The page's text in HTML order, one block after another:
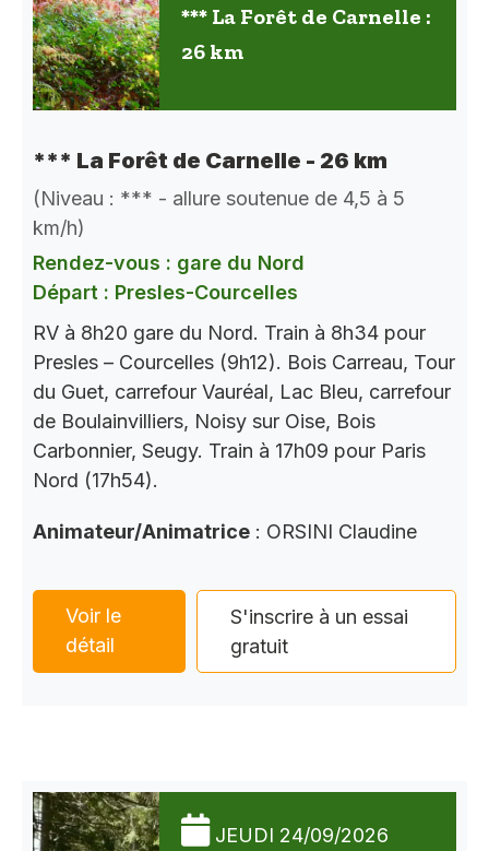
*** La Forêt de Carnelle :
26 km
*** La Forêt de Carnelle - 26 km
(Niveau : *** - allure soutenue de 4,5 à 5
km/h)
Rendez-vous : gare du Nord
Départ : Presles-Courcelles
RV à 8h20 gare du Nord. Train à 8h34 pour
Presles – Courcelles (9h12). Bois Carreau, Tour
du Guet, carrefour Vauréal, Lac Bleu, carrefour
de Boulainvilliers, Noisy sur Oise, Bois
Carbonnier, Seugy. Train à 17h09 pour Paris
Nord (17h54).
Animateur/Animatrice : ORSINI Claudine
Voir le
détail
S'inscrire à un essai
gratuit
JEUDI 24/09/2026